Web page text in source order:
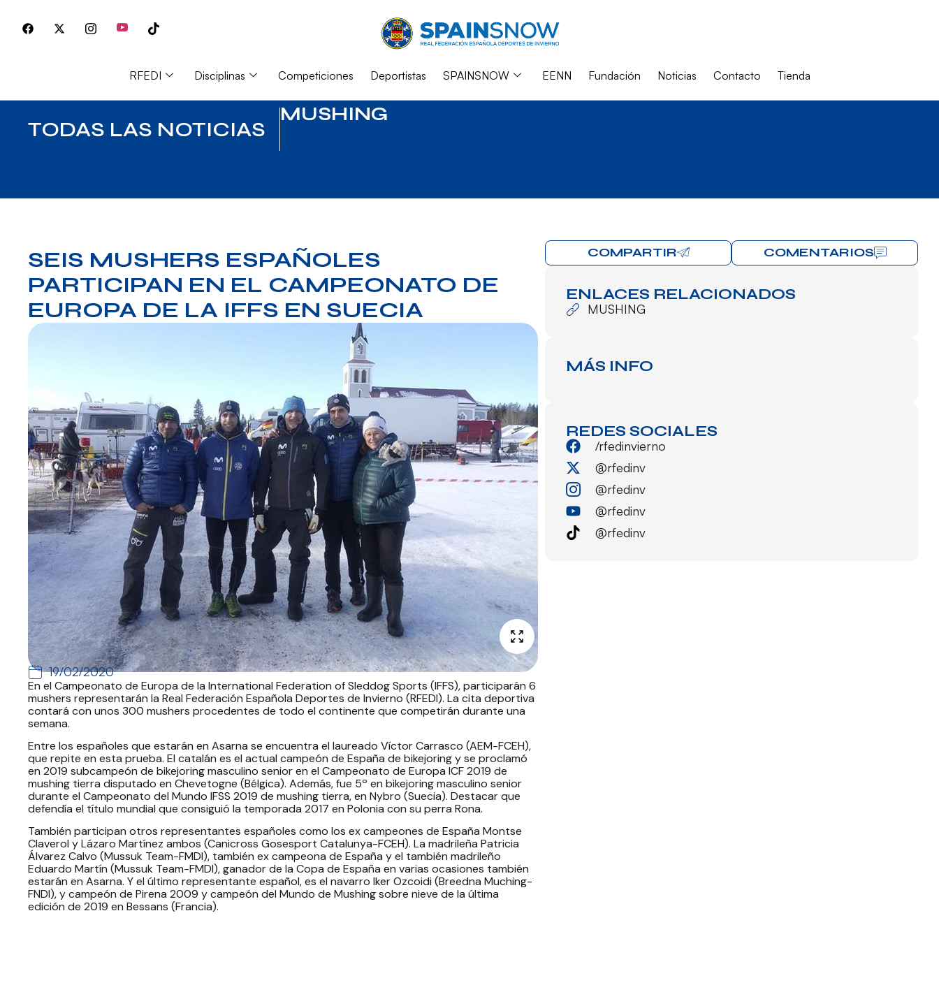
RFEDI Disciplinas Competiciones Deportistas SPAINSNOW EENN Fundación Noticias Contacto Tienda
TODAS LAS NOTICIAS
MUSHING
SEIS MUSHERS ESPAÑOLES
PARTICIPAN EN EL CAMPEONATO DE
EUROPA DE LA IFFS EN SUECIA
19/02/2020
En el Campeonato de Europa de la International Federation of Sleddog Sports (IFFS), participarán 6
mushers representarán la Real Federación Española Deportes de Invierno (RFEDI). La cita deportiva
contará con unos 300 mushers procedentes de todo el continente que competirán durante una
semana.
Entre los españoles que estarán en Asarna se encuentra el laureado Víctor Carrasco (AEM-FCEH),
que repite en esta prueba. El catalán es el actual campeón de España de bikejoring y se proclamó
en 2019 subcampeón de bikejoring masculino senior en el Campeonato de Europa ICF 2019 de
mushing tierra disputado en Chevetogne (Bélgica). Además, fue 5º en bikejoring masculino senior
durante el Campeonato del Mundo IFSS 2019 de mushing tierra, en Nybro (Suecia). Destacar que
defendía el título mundial que consiguió la temporada 2017 en Polonia con su perra Rona.
También participan otros representantes españoles como los ex campeones de España Montse
Claverol y Lázaro Martínez ambos (Canicross Gosesport Catalunya-FCEH). La madrileña Patricia
Álvarez Calvo (Mussuk Team-FMDI), también ex campeona de España y el también madrileño
Eduardo Martín (Mussuk Team-FMDI), ganador de la Copa de España en varias ocasiones también
estarán en Asarna. Y el último representante español, es el navarro Iker Ozcoidi (Breedna Muching-
FNDI), y campeón de Pirena 2009 y campeón del Mundo de Mushing sobre nieve de la última
edición de 2019 en Bessans (Francia).
COMPARTIR COMENTARIOS
ENLACES RELACIONADOS
MUSHING
MÁS INFO
REDES SOCIALES
/rfedinvierno
@rfedinv
@rfedinv
@rfedinv
@rfedinv